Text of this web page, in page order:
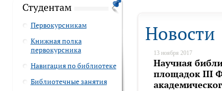
Студентам
Первокурсникам
Книжная полка
первокурсника
Навигация по библиотеке
Библиотечные занятия
Новости
13 ноября 2017
Научная
площадок III